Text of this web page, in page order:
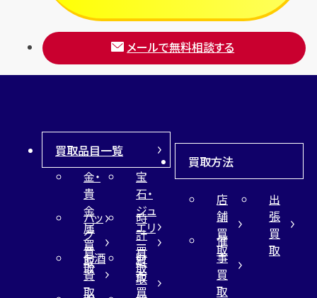
メールで無料相談する
買取品目一覧
金・
貴
金
属
買
取
宝
石・
ジュ
エリ
ー
買
取
バッ
グ
買
取
時
計
買
取
お酒
買
取
財
布
買
買取方法
店
舗
買
取
出
張
買
取
催
事
買
取